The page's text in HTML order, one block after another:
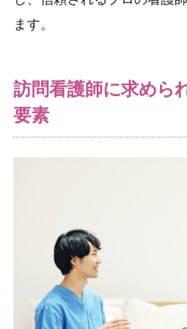
の
メ
ト
利用
者や
から
の信
頼性
が高
まる
ます。
訪問看護師に求めら
要素